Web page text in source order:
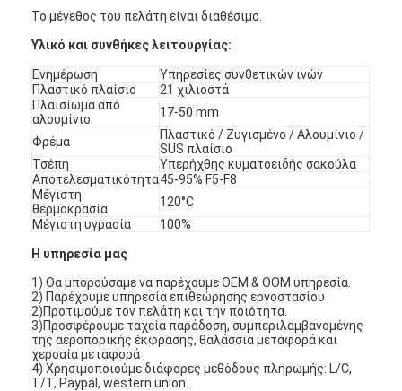
Αυτόματη μηχανή καρφώματος
Ημι αυτόματη μηχανή καρφώματος
Οξυγονοκολλητής πλαισίων
Φίλτρα Hepa κλιματισμού
φίλτρα εξαγνιστών αέρα
Φίλτρο τσαντών αργιλίου
Φίλτρο τσαντών σκόνης
Origami που διπλώνει τη μηχανή
υπερηχητική ράβοντας μηχανή
φίλτρο αέρα Μηχανή κατασκευής πλαισίων
Το μέγεθος του πελάτη είναι διαθέσιμο.
Υλικό και συνθήκες λειτουργίας:
Ενημέρωση
Υπηρεσίες συνθετικών ινών
Πλαστικό πλαίσιο
21 χιλιοστά
Πλαισίωμα από
αλουμίνιο
17-50 mm
Φρέμα
Πλαστικό / Ζυγισμένο / Αλουμίνιο /
SUS πλαίσιο
Τσέπη
Υπερήχθης κυματοειδής σακούλα
Αποτελεσματικότητα45-95% F5-F8
Μέγιστη
θερμοκρασία
120°C
Μέγιστη υγρασία
100%
Η υπηρεσία μας
1) Θα μπορούσαμε να παρέχουμε OEM & OOM υπηρεσία.
2) Παρέχουμε υπηρεσία επιθεώρησης εργοστασίου
2)Προτιμούμε τον πελάτη και την ποιότητα.
3)Προσφέρουμε ταχεία παράδοση, συμπεριλαμβανομένης
της αεροπορικής έκφρασης, θαλάσσια μεταφορά και
χερσαία μεταφορά
4) Χρησιμοποιούμε διάφορες μεθόδους πληρωμής: L/C,
T/T, Paypal, western union.